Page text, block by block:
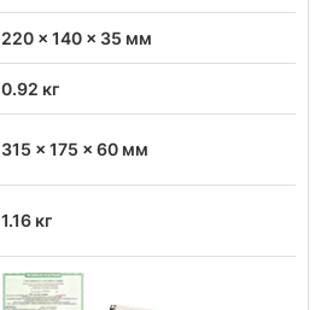
220 x 140 x 35 мм
0.92 кг
315 x 175 x 60 мм
1.16 кг